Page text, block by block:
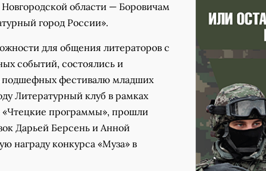
области — Боровичам
город России».
для общения литераторов с
событий, состоялись и
подшефных фестивалю младших
Литературный клуб в рамках
«Чтецкие программы», прошли
Дарьей Берсень и Анной
награду конкурса «Муза» в